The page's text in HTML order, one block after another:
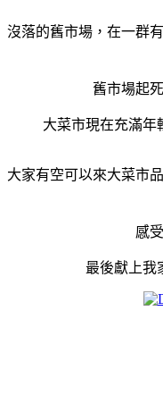
沒落的舊市場，在一群
舊市場起
大菜市現在充滿年
大家有空可以來大菜市
感
最後獻上我